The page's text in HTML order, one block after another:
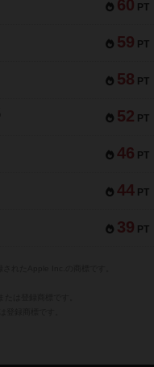
60 PT
59 PT
58 PT
52 PT
46 PT
44 PT
39 PT